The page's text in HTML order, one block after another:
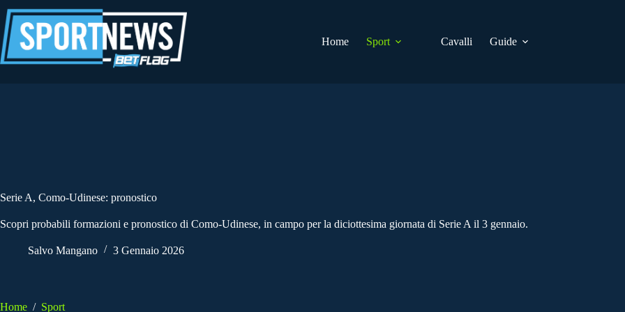
al
contenuto
Home
Sport Cavalli Guide
Serie A, Como-Udinese: pronostico
Scopri probabili formazioni e pronostico di Como-Udinese, in campo per la diciottesima giornata di Serie A il 3 gennaio.
Salvo Mangano 3 Gennaio 2026
Home / Sport